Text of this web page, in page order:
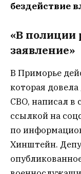
бездействие
«В полиции
заявление»
В Приморье
которая
СВО, написал в
ссылкой на
по
Хинштейн.